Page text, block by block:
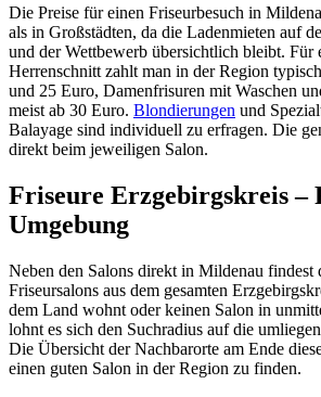
Die Preise für einen Friseurbesuch in
als in Großstädten, da die Ladenmieten auf
und der Wettbewerb übersichtlich bleibt. Für
Herrenschnitt zahlt man in der Region
und 25 Euro, Damenfrisuren mit Waschen
meist ab 30 Euro. Blondierungen und
Balayage sind individuell zu erfragen. Die
direkt beim jeweiligen Salon.
Friseure Erzgebirgskreis –
Umgebung
Neben den Salons direkt in Mildenau findest
Friseursalons aus dem gesamten
dem Land wohnt oder keinen Salon in
lohnt es sich den Suchradius auf die
Die Übersicht der Nachbarorte am Ende
einen guten Salon in der Region zu finden.